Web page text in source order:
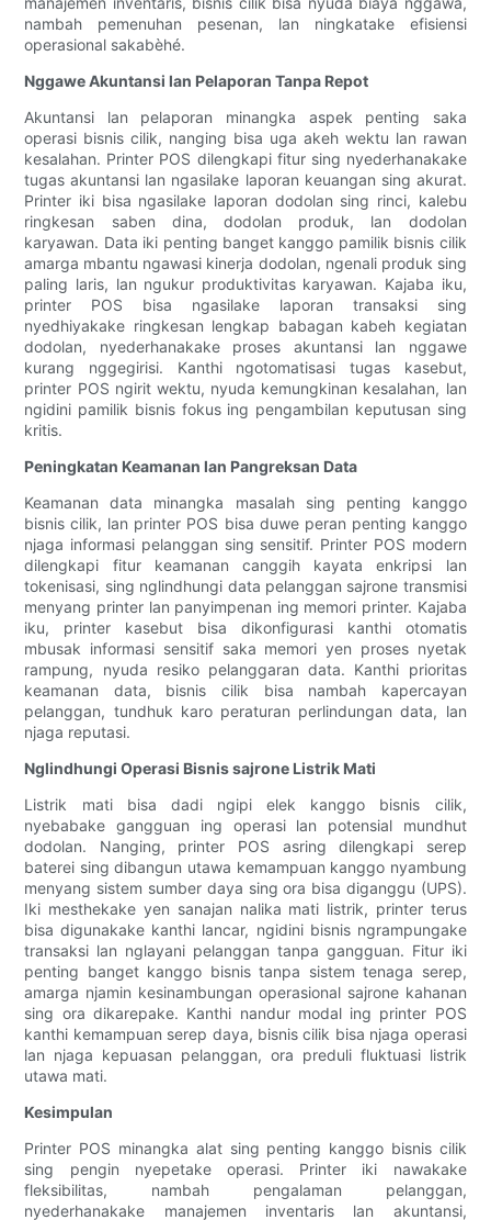
nambah pemenuhan pesenan, lan ningkatake efisiensi
operasional sakabèhé.
Nggawe Akuntansi lan Pelaporan Tanpa Repot
Akuntansi lan pelaporan minangka aspek penting saka
operasi bisnis cilik, nanging bisa uga akeh wektu lan rawan
kesalahan. Printer POS dilengkapi fitur sing nyederhanakake
tugas akuntansi lan ngasilake laporan keuangan sing akurat.
Printer iki bisa ngasilake laporan dodolan sing rinci, kalebu
ringkesan saben dina, dodolan produk, lan dodolan
karyawan. Data iki penting banget kanggo pamilik bisnis cilik
amarga mbantu ngawasi kinerja dodolan, ngenali produk sing
paling laris, lan ngukur produktivitas karyawan. Kajaba iku,
printer POS bisa ngasilake laporan transaksi sing
nyedhiyakake ringkesan lengkap babagan kabeh kegiatan
dodolan, nyederhanakake proses akuntansi lan nggawe
kurang nggegirisi. Kanthi ngotomatisasi tugas kasebut,
printer POS ngirit wektu, nyuda kemungkinan kesalahan, lan
ngidini pamilik bisnis fokus ing pengambilan keputusan sing
kritis.
Peningkatan Keamanan lan Pangreksan Data
Keamanan data minangka masalah sing penting kanggo
bisnis cilik, lan printer POS bisa duwe peran penting kanggo
njaga informasi pelanggan sing sensitif. Printer POS modern
dilengkapi fitur keamanan canggih kayata enkripsi lan
tokenisasi, sing nglindhungi data pelanggan sajrone transmisi
menyang printer lan panyimpenan ing memori printer. Kajaba
iku, printer kasebut bisa dikonfigurasi kanthi otomatis
mbusak informasi sensitif saka memori yen proses nyetak
rampung, nyuda resiko pelanggaran data. Kanthi prioritas
keamanan data, bisnis cilik bisa nambah kapercayan
pelanggan, tundhuk karo peraturan perlindungan data, lan
njaga reputasi.
Nglindhungi Operasi Bisnis sajrone Listrik Mati
Listrik mati bisa dadi ngipi elek kanggo bisnis cilik,
nyebabake gangguan ing operasi lan potensial mundhut
dodolan. Nanging, printer POS asring dilengkapi serep
baterei sing dibangun utawa kemampuan kanggo nyambung
menyang sistem sumber daya sing ora bisa diganggu (UPS).
Iki mesthekake yen sanajan nalika mati listrik, printer terus
bisa digunakake kanthi lancar, ngidini bisnis ngrampungake
transaksi lan nglayani pelanggan tanpa gangguan. Fitur iki
penting banget kanggo bisnis tanpa sistem tenaga serep,
amarga njamin kesinambungan operasional sajrone kahanan
sing ora dikarepake. Kanthi nandur modal ing printer POS
kanthi kemampuan serep daya, bisnis cilik bisa njaga operasi
lan njaga kepuasan pelanggan, ora preduli fluktuasi listrik
utawa mati.
Kesimpulan
Printer POS minangka alat sing penting kanggo bisnis cilik
sing pengin nyepetake operasi. Printer iki nawakake
fleksibilitas, nambah pengalaman pelanggan,
nyederhanakake manajemen inventaris lan akuntansi,